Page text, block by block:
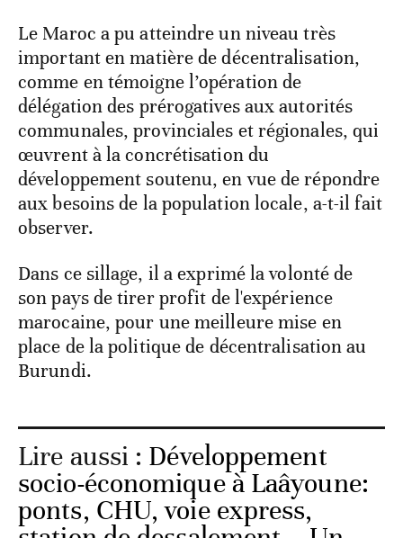
Le Maroc a pu atteindre un niveau très
important en matière de décentralisation,
comme en témoigne l’opération de
délégation des prérogatives aux autorités
communales, provinciales et régionales, qui
œuvrent à la concrétisation du
développement soutenu, en vue de répondre
aux besoins de la population locale, a-t-il fait
observer.
Dans ce sillage, il a exprimé la volonté de
son pays de tirer profit de l'expérience
marocaine, pour une meilleure mise en
place de la politique de décentralisation au
Burundi.
Lire aussi : Développement
socio-économique à Laâyoune:
ponts, CHU, voie express,